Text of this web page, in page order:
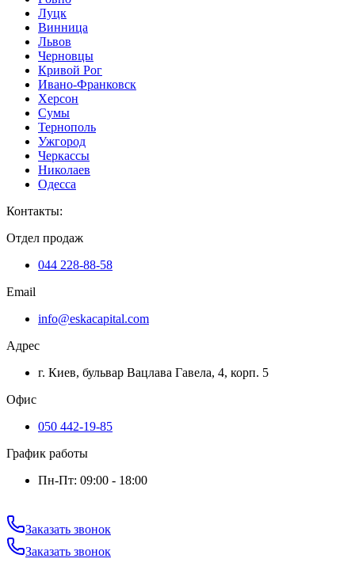
Луцк
Винница
Львов
Черновцы
Кривой Рог
Ивано-Франковск
Херсон
Сумы
Тернополь
Ужгород
Черкассы
Николаев
Одесса
Контакты:
Отдел продаж
044 228-88-58
Email
info@eskacapital.com
Адрес
г. Киев, бульвар Вацлава Гавела, 4, корп. 5
Офис
050 442-19-85
График работы
Пн-Пт: 09:00 - 18:00
Заказать звонок
Заказать звонок